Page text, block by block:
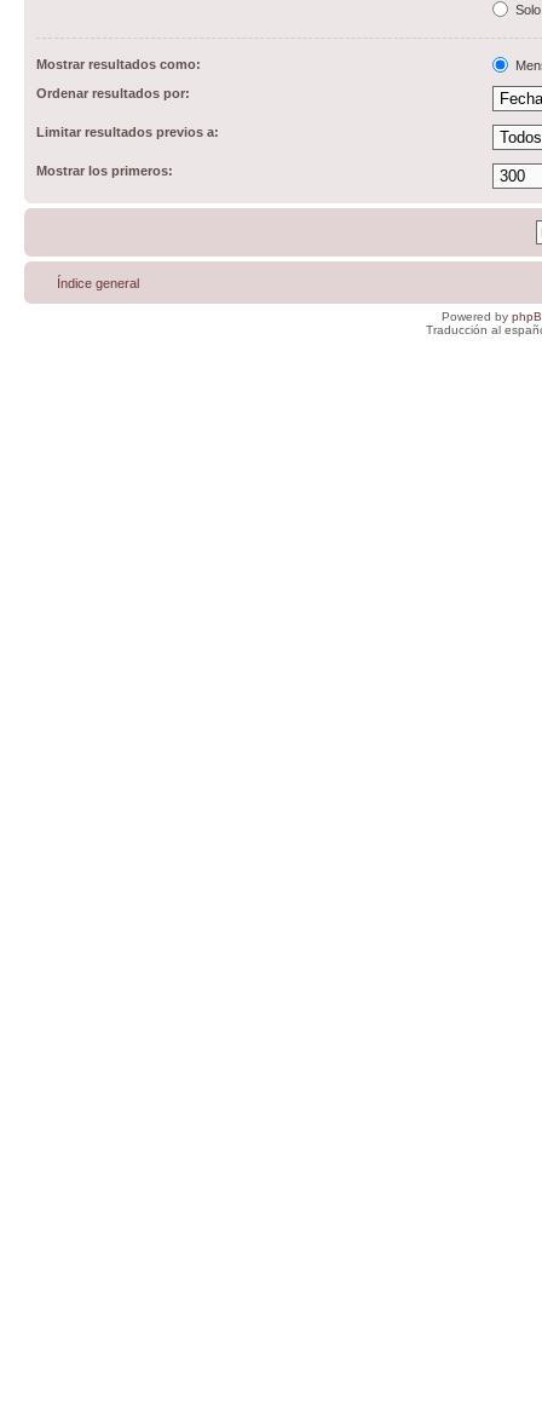
Mostrar resultados como:
Ordenar resultados por:
Limitar resultados previos a:
Mostrar los primeros:
Índice general
Powered by
Traducción al